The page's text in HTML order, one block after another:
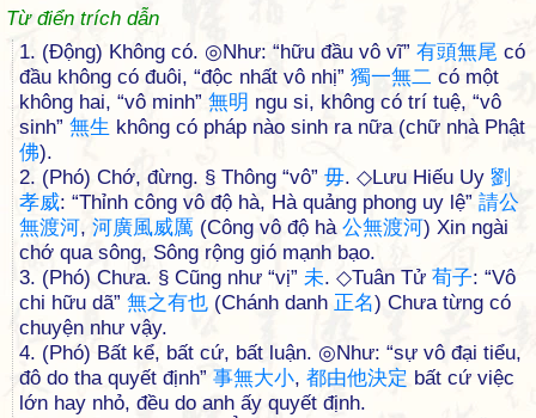
Từ điển trích dẫn
1. (Động) Không có. ◎Như: “hữu đầu vô vĩ” 有頭無尾 có
đầu không có đuôi, “độc nhất vô nhị” 獨一無二 có một
không hai, “vô minh” 無明 ngu si, không có trí tuệ, “vô
sinh” 無生 không có pháp nào sinh ra nữa (chữ nhà Phật
佛).
2. (Phó) Chớ, đừng. § Thông “vô” 毋. ◇Lưu Hiếu Uy 劉
孝威: “Thỉnh công vô độ hà, Hà quảng phong uy lệ” 請公
無渡河, 河廣風威厲 (Công vô độ hà 公無渡河) Xin ngài
chớ qua sông, Sông rộng gió mạnh bạo.
3. (Phó) Chưa. § Cũng như “vị” 未. ◇Tuân Tử 荀子: “Vô
chi hữu dã” 無之有也 (Chánh danh 正名) Chưa từng có
chuyện như vậy.
4. (Phó) Bất kể, bất cứ, bất luận. ◎Như: “sự vô đại tiểu,
đô do tha quyết định” 事無大小, 都由他決定 bất cứ việc
lớn hay nhỏ, đều do anh ấy quyết định.